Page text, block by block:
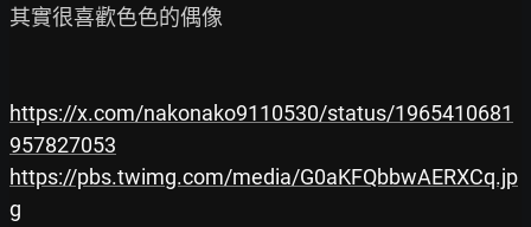
其實很喜歡色色的偶像
https://x.com/nakonako9110530/status/1965410681
957827053
https://pbs.twimg.com/media/G0aKFQbbwAERXCq.jp
g